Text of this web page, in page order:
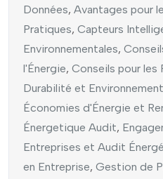
Données, Avantages pour
Pratiques, Capteurs
Environnementales,
l'Énergie, Conseils pour les
Durabilité et Environnement
Économies d'Énergie et
Énergetique Audit,
Entreprises et Audit
en Entreprise, Gestion de